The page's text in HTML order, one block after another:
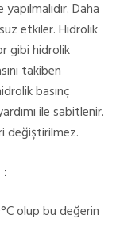
Daha
etkiler. Hidrolik
gibi hidrolik
takiben
basınç
ile sabitlenir.
değiştirilmez.
:
olup bu değerin